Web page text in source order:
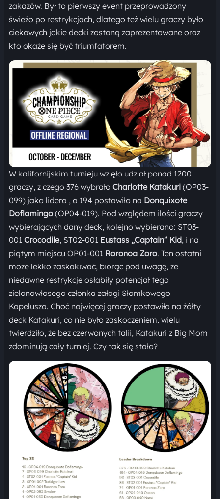
zakazów. Był to pierwszy event przeprowadzony
świeżo po restrykcjach, dlatego też wielu graczy było
ciekawych jakie decki zostaną zaprezentowane oraz
kto okaże się być triumfatorem.
W kalifornijskim turnieju wzięło udział ponad 1200
graczy, z czego 376 wybrało Charlotte Katakuri(OP03-
099) jako lidera , a 194 postawiło na Donquixote
Doflamingo(OP04-019). Pod względem ilości graczy
wybierających dany deck, kolejno wybierano: ST03-
001 Crocodile, ST02-001 Eustass „Captain” Kid, i na
piątym miejscu OP01-001 Roronoa Zoro. Ten ostatni
może lekko zaskakiwać, biorąc pod uwagę, że
niedawne restrykcje osłabiły potencjał tego
zielonowłosego członka załogi Słomkowego
Kapelusza. Choć najwięcej graczy postawiło na żółty
deck Katakuri, co nie było zaskoczeniem, wielu
twierdziło, że bez czerwonych talii, Katakuri z Big Mom
zdominują cały turniej. Czy tak się stało?